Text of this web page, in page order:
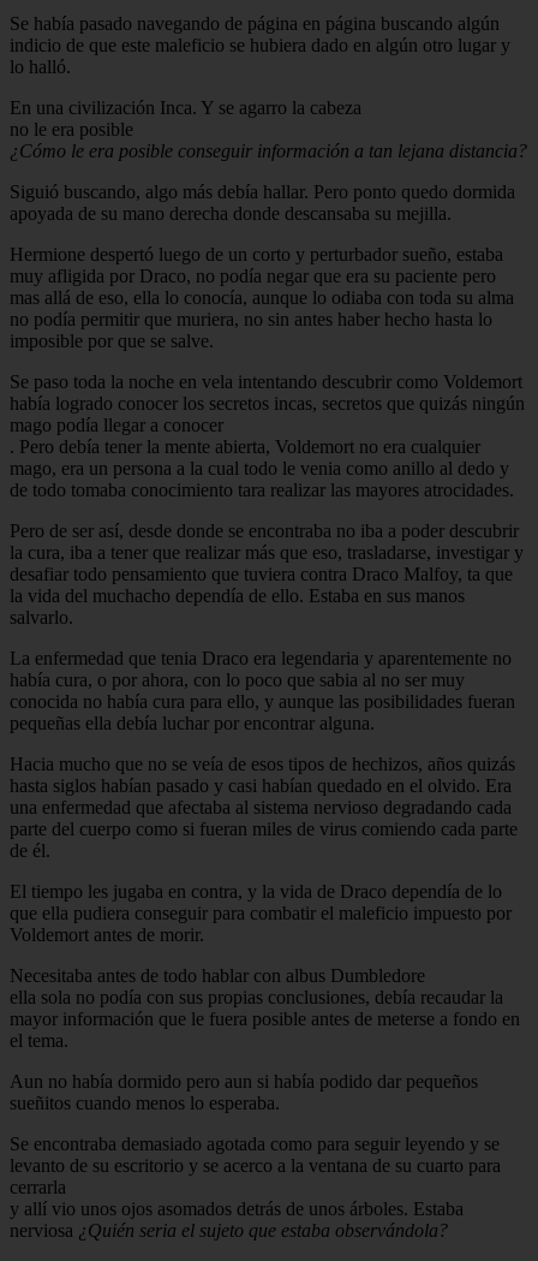
Se había pasado navegando de página en página buscando algún
indicio de que este maleficio se hubiera dado en algún otro lugar y
lo halló.
En una civilización Inca. Y se agarro la cabeza
no le era posible
¿Cómo le era posible conseguir información a tan lejana distancia?
Siguió buscando, algo más debía hallar. Pero ponto quedo dormida
apoyada de su mano derecha donde descansaba su mejilla.
Hermione despertó luego de un corto y perturbador sueño, estaba
muy afligida por Draco, no podía negar que era su paciente pero
mas allá de eso, ella lo conocía, aunque lo odiaba con toda su alma
no podía permitir que muriera, no sin antes haber hecho hasta lo
imposible por que se salve.
Se paso toda la noche en vela intentando descubrir como Voldemort
había logrado conocer los secretos incas, secretos que quizás ningún
mago podía llegar a conocer
. Pero debía tener la mente abierta, Voldemort no era cualquier
mago, era un persona a la cual todo le venia como anillo al dedo y
de todo tomaba conocimiento tara realizar las mayores atrocidades.
Pero de ser así, desde donde se encontraba no iba a poder descubrir
la cura, iba a tener que realizar más que eso, trasladarse, investigar y
desafiar todo pensamiento que tuviera contra Draco Malfoy, ta que
la vida del muchacho dependía de ello. Estaba en sus manos
salvarlo.
La enfermedad que tenia Draco era legendaria y aparentemente no
había cura, o por ahora, con lo poco que sabia al no ser muy
conocida no había cura para ello, y aunque las posibilidades fueran
pequeñas ella debía luchar por encontrar alguna.
Hacia mucho que no se veía de esos tipos de hechizos, años quizás
hasta siglos habían pasado y casi habían quedado en el olvido. Era
una enfermedad que afectaba al sistema nervioso degradando cada
parte del cuerpo como si fueran miles de virus comiendo cada parte
de él.
El tiempo les jugaba en contra, y la vida de Draco dependía de lo
que ella pudiera conseguir para combatir el maleficio impuesto por
Voldemort antes de morir.
Necesitaba antes de todo hablar con albus Dumbledore
ella sola no podía con sus propias conclusiones, debía recaudar la
mayor información que le fuera posible antes de meterse a fondo en
el tema.
Aun no había dormido pero aun si había podido dar pequeños
sueñitos cuando menos lo esperaba.
Se encontraba demasiado agotada como para seguir leyendo y se
levanto de su escritorio y se acerco a la ventana de su cuarto para
cerrarla
y allí vio unos ojos asomados detrás de unos árboles. Estaba
nerviosa ¿Quién seria el sujeto que estaba observándola?